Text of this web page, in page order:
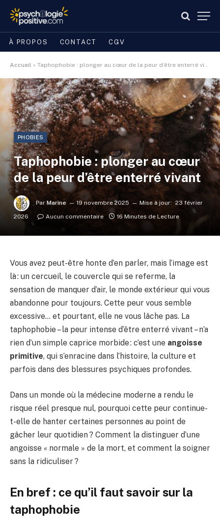
À PROPOS CONTACT CGV
Accueil » Taphophobie : plonger au cœur de la peur d’être enterré vivant
PHOBIES
Taphophobie : plonger au cœur
de la peur d’être enterré vivant
Par Marine 19 novembre 2025 Mise à jour: 23 février
2026
Aucun commentaire 16 Minutes de Lecture
Vous avez peut-être honte d’en parler, mais l’image est
là : un cercueil, le couvercle qui se referme, la
sensation de manquer d’air, le monde extérieur qui vous
abandonne pour toujours. Cette peur vous semble
excessive… et pourtant, elle ne vous lâche pas. La
taphophobie – la peur intense d’être enterré vivant – n’a
rien d’un simple caprice morbide : c’est une angoisse
primitive, qui s’enracine dans l’histoire, la culture et
parfois dans des blessures psychiques profondes.
Dans un monde où la médecine moderne a rendu le
risque réel presque nul, pourquoi cette peur continue-
t-elle de hanter certaines personnes au point de
gâcher leur quotidien ? Comment la distinguer d’une
angoisse « normale » de la mort, et comment la soigner
sans la ridiculiser ?
En bref : ce qu’il faut savoir sur la
taphophobie